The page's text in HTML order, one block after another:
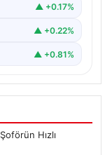
▲ +0.17%
▲ +0.22%
▲ +0.81%
Hızlı